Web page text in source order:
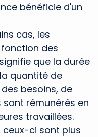
bénéficie d'un
cas, les
des
que la durée
quantité de
besoins, de
rémunérés en
travaillées.
ceux-ci sont plus